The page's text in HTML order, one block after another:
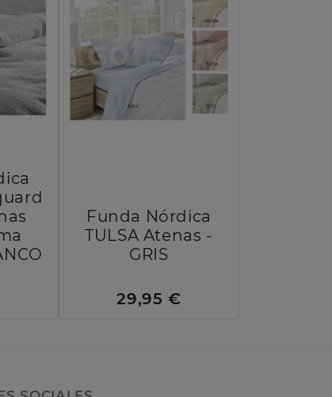
Funda Nórdica
TULSA Atenas -
GRIS
29,95 €